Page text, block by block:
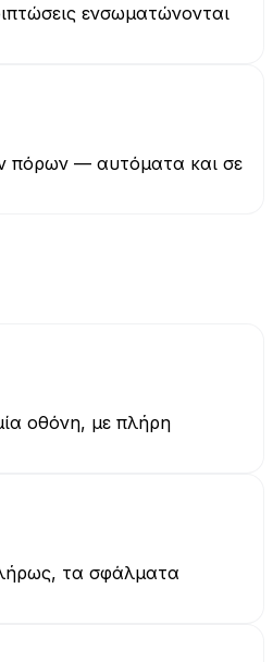
ενσωματώνονται
πόρων — αυτόματα και σε
οθόνη, με πλήρη
τα σφάλματα